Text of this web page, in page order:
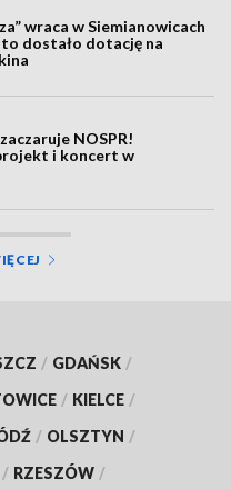
wraca w Siemianowicach
dostało dotację na
NOSPR!
i koncert w
/ GDAŃSK /
/ KIELCE /
/ OLSZTYN /
/ RZESZÓW /